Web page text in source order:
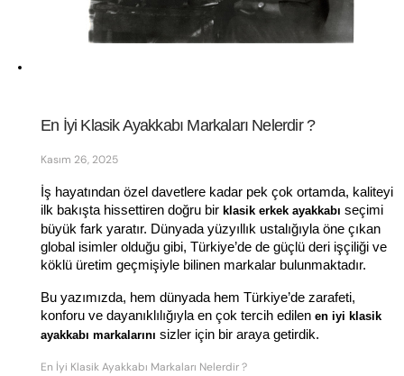
En İyi Klasik Ayakkabı Markaları Nelerdir ?
Kasım 26, 2025
İş hayatından özel davetlere kadar pek çok ortamda, kaliteyi
ilk bakışta hissettiren doğru bir klasik erkek ayakkabı seçimi
büyük fark yaratır. Dünyada yüzyıllık ustalığıyla öne çıkan
global isimler olduğu gibi, Türkiye’de de güçlü deri işçiliği ve
köklü üretim geçmişiyle bilinen markalar bulunmaktadır.
Bu yazımızda, hem dünyada hem Türkiye’de zarafeti,
konforu ve dayanıklılığıyla en çok tercih edilen en iyi klasik
ayakkabı markalarını sizler için bir araya getirdik.
En İyi Klasik Ayakkabı Markaları Nelerdir ?